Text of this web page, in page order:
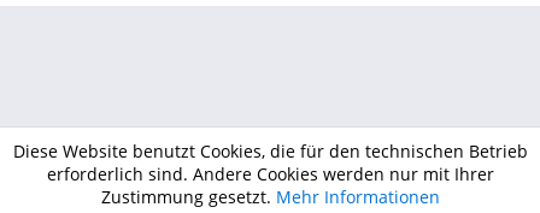
Diese Website benutzt Cookies, die für den technischen Betrieb
erforderlich sind. Andere Cookies werden nur mit Ihrer
Zustimmung gesetzt. Mehr Informationen